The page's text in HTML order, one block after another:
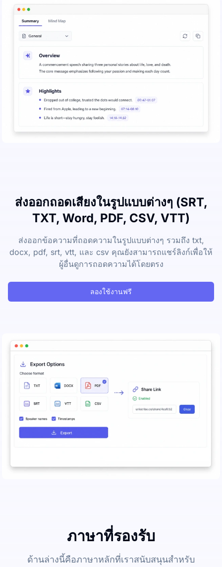
ส่งออกถอดเสียงในรูปแบบต่างๆ (SRT,
TXT, Word, PDF, CSV, VTT)
ส่งออกข้อความที่ถอดความในรูปแบบต่างๆ รวมถึง txt,
docx, pdf, srt, vtt, และ csv คุณยังสามารถแชร์ลิงก์เพื่อให้
ผู้อื่นดูการถอดความได้โดยตรง
ลองใช้งานฟรี
ภาษาที่รองรับ
ด้านล่างนี้คือภาษาหลักที่เราสนับสนุนสำหรับ